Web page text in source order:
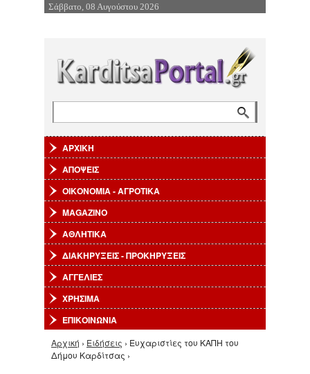
Επιστροφή στην Πλοήγηση
Σάββατο, 08 Αυγούστου 2026
ΑΡΧΙΚΗ
ΑΠΟΨΕΙΣ
ΟΙΚΟΝΟΜΙΑ - ΑΓΡΟΤΙΚΑ
MAGAZINO
ΑΘΛΗΤΙΚΑ
ΔΙΑΚΗΡΥΞΕΙΣ - ΠΡΟΚΗΡΥΞΕΙΣ
ΑΓΓΕΛΙΕΣ
ΧΡΗΣΙΜΑ
ΕΠΙΚΟΙΝΩΝΙΑ
Είστε εδώ
Αρχική › Ειδήσεις › Ευχαριστίες του ΚΑΠΗ του
Δήμου Καρδίτσας ›